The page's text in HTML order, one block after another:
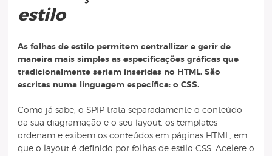
estilo
As folhas de estilo permitem centrallizar e gerir de
maneira mais simples as especificações gráficas que
tradicionalmente seriam inseridas no HTML. São
escritas numa linguagem específica: o CSS.
Como já sabe, o SPIP trata separadamente o conteúdo
da sua diagramação e o seu layout: os templates
ordenam e exibem os conteúdos em páginas HTML, em
que o layout é definido por folhas de estilo CSS. Acelere o